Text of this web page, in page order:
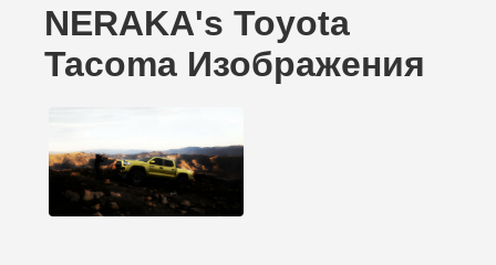
NERAKA's Toyota
Tacoma Изображения